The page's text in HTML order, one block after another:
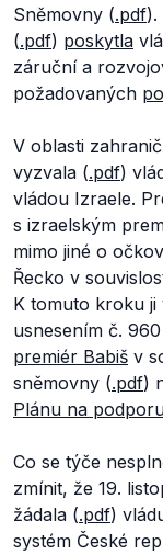
Sněmovny (.pdf).
(.pdf) poskytla
záruční a
požadovaných
V oblasti
vyzvala (.pdf)
vládou Izraele.
s izraelským
mimo jiné o
Řecko v
K tomuto kroku ji
usnesením č.
premiér Babiš v
sněmovny (.pdf)
Plánu na
Co se týče
zmínit, že 19.
žádala (.pdf)
systém České